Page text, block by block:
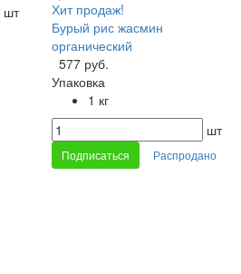
шт
Хит продаж!
Бурый рис жасмин
органический
577 руб.
Упаковка
1 кг
шт
Подписаться Распродано